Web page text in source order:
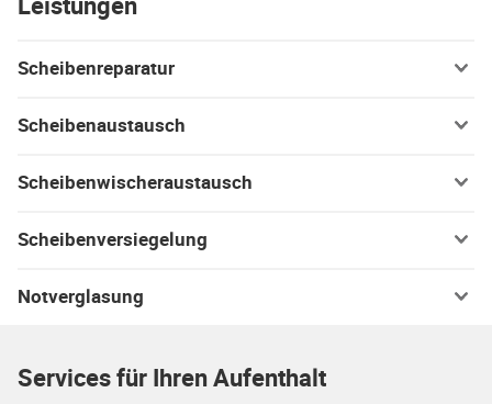
Scheibenreparatur
Scheibenaustausch
Scheibenwischeraustausch
Scheibenversiegelung
Notverglasung
Services für Ihren Aufenthalt